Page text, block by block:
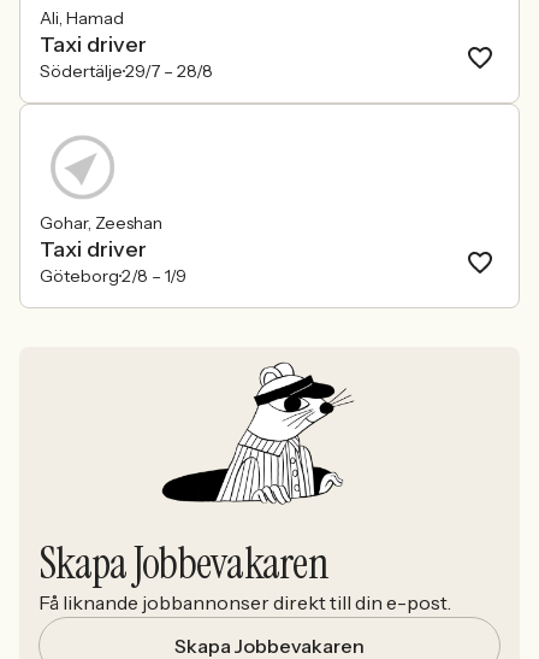
Ali, Hamad
Taxi driver
Södertälje29/7 – 28/8
Gohar, Zeeshan
Taxi driver
Göteborg2/8 – 1/9
Skapa Jobbevakaren
Få liknande jobbannonser direkt till din e-post.
Skapa Jobbevakaren